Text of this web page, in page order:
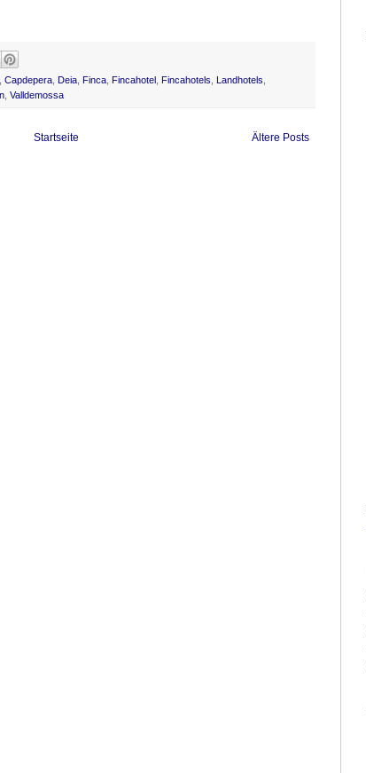
das Zirpen der Grillen, ein guter Rotwein ...
Capdepera Deia Finca Fincahotel Fincahotels Landhotels
Valldemossa
Ältere Posts
Startseite